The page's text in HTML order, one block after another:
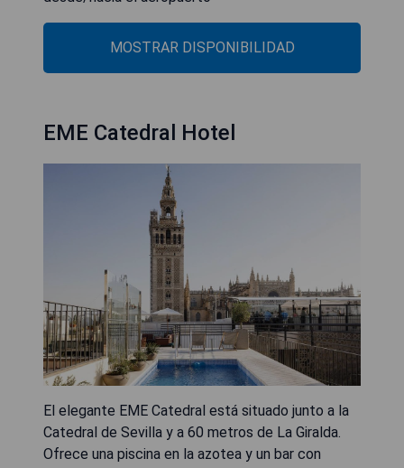
MOSTRAR DISPONIBILIDAD
EME Catedral Hotel
El elegante EME Catedral está situado junto a la
Catedral de Sevilla y a 60 metros de La Giralda.
Ofrece una piscina en la azotea y un bar con